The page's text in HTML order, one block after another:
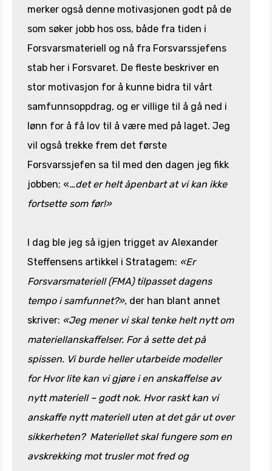
merker også denne motivasjonen godt på de
som søker jobb hos oss, både fra tiden i
Forsvarsmateriell og nå fra Forsvarssjefens
stab her i Forsvaret. De fleste beskriver en
stor motivasjon for å kunne bidra til vårt
samfunnsoppdrag, og er villige til å gå ned i
lønn for å få lov til å være med på laget. Jeg
vil også trekke frem det første
Forsvarssjefen sa til med den dagen jeg fikk
jobben; «…det er helt åpenbart at vi kan ikke
fortsette som før!»
I dag ble jeg så igjen trigget av Alexander
Steffensens artikkel i Stratagem: «Er
Forsvarsmateriell (FMA) tilpasset dagens
tempo i samfunnet?», der han blant annet
skriver: «Jeg mener vi skal tenke helt nytt om
materiellanskaffelser. For å sette det på
spissen. Vi burde heller utarbeide modeller
for Hvor lite kan vi gjøre i en anskaffelse av
nytt materiell – godt nok. Hvor raskt kan vi
anskaffe nytt materiell uten at det går ut over
sikkerheten? Materiellet skal fungere som en
avskrekking mot trusler mot fred og